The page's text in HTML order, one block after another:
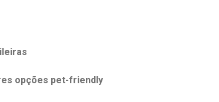
opções pet-friendly